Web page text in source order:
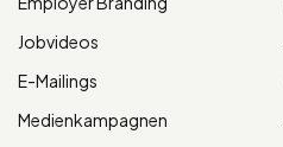
Jobvideos
E-Mailings
Medienkampagnen